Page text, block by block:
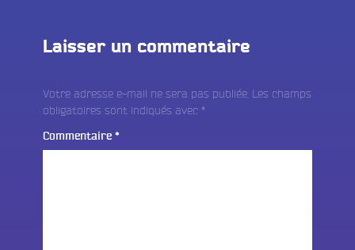
Laisser un commentaire
Votre adresse e-mail ne sera pas publiée. Les champs
obligatoires sont indiqués avec *
Commentaire *